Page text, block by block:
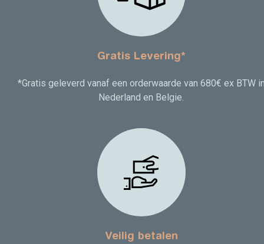
Gratis Levering*
*Gratis geleverd vanaf een orderwaarde van 680€ ex BTW
Nederland en Belgie.
Veilig betalen